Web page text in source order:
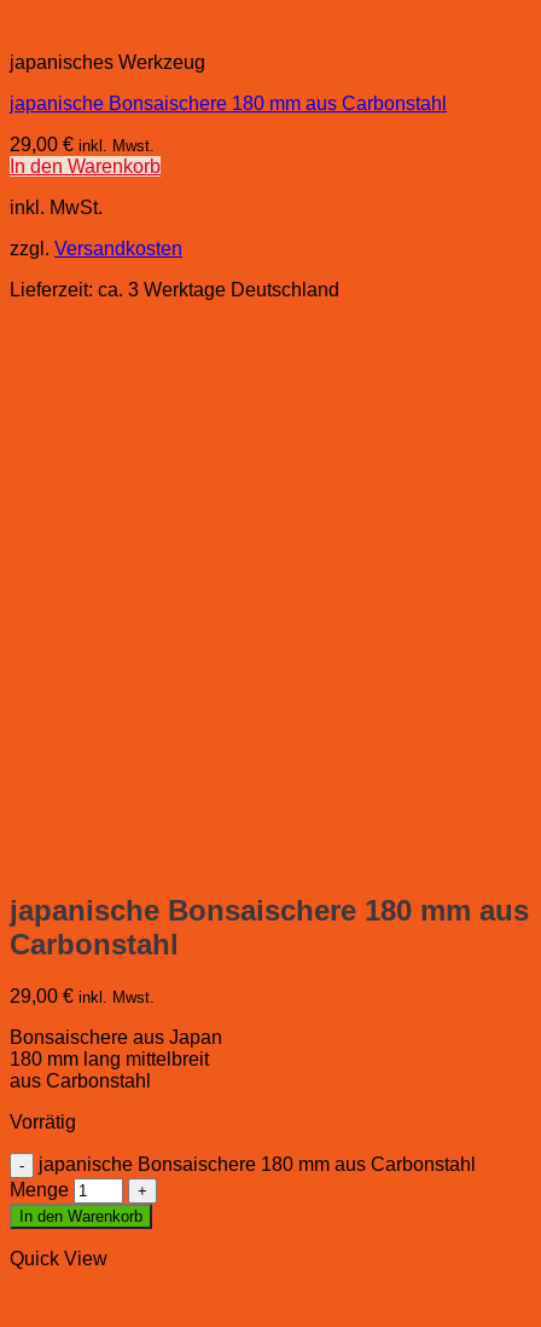
japanisches Werkzeug
japanische Bonsaischere 180 mm aus Carbonstahl
29,00 € inkl. Mwst.
In den Warenkorb
inkl. MwSt.
zzgl. Versandkosten
Lieferzeit: ca. 3 Werktage Deutschland
japanische Bonsaischere 180 mm aus
Carbonstahl
29,00 € inkl. Mwst.
Bonsaischere aus Japan
180 mm lang mittelbreit
aus Carbonstahl
Vorrätig
japanische Bonsaischere 180 mm aus Carbonstahl
Menge
In den Warenkorb
Quick View